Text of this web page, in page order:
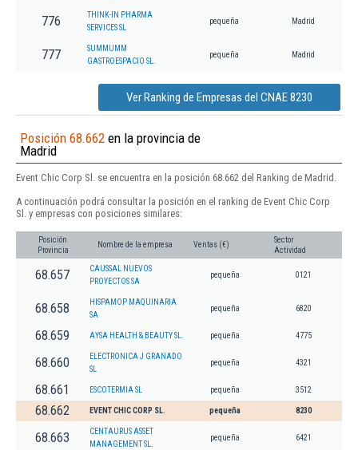
776
THINK-IN PHARMA
SERVICES SL
pequeña Madrid
777
SUMMUMM
GASTROESPACIO SL.
pequeña Madrid
Ver Ranking de Empresas del CNAE 8230
Posición 68.662 en la provincia de
Madrid
Event Chic Corp Sl. se encuentra en la posición 68.662 del Ranking de Madrid.
A continuación podrá consultar la posición en el ranking de Event Chic Corp
Sl. y empresas con posiciones similares:
Posición
Provincia
Nombre de la empresa Ventas (€)
Sector
Actividad
68.657
CAUSSAL NUEVOS
PROYECTOS SA
pequeña 0121
68.658
HISPAMOP MAQUINARIA
SA
pequeña 6820
68.659 AYSA HEALTH & BEAUTY SL. pequeña 4775
68.660
ELECTRONICA J GRANADO
SL
pequeña 4321
68.661 ESCOTERMIA SL pequeña 3512
68.662 EVENT CHIC CORP SL. pequeña 8230
68.663
CENTAURUS ASSET
MANAGEMENT SL.
pequeña 6421